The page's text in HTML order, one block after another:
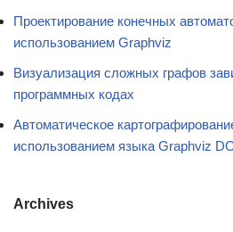
Проектирование конечных
использованием Graphviz
Визуализация сложных графов
программных кодах
Автоматическое
использованием языка Graphviz
Archives